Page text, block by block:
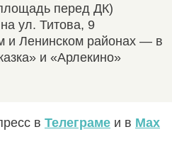
перед ДК)
ул. Титова, 9
и Ленинском районах — в
и «Арлекино»
в Телеграме и в Max